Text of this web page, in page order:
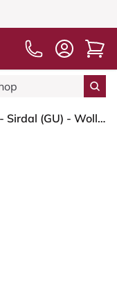
HÅG Capisco 8106 - Sirdal (GU) - Wolle - SRD190 Black - Moss Grey - 200 mm (Sitzhöhe 46-64cm) - Weiche Rollen für harte Böden